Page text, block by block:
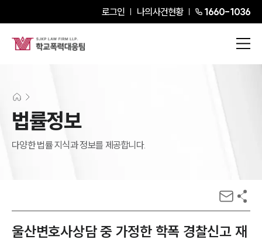
로그인 나의사건현황 1660-1036
법률정보
다양한 법률 지식과 정보를 제공합니다.
울산변호사상담 중 가정한 학폭 경찰신고 재